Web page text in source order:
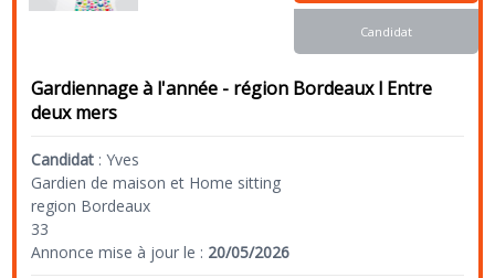
Gardiennage à l'année - région Bordeaux l Entre
deux mers
Candidat :Yves
Gardien de maison et Home sitting
region Bordeaux
33
Annonce mise à jour le : 20/05/2026
Candidat